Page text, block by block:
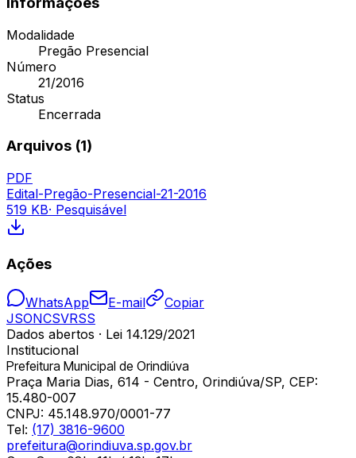
Modalidade
Pregão Presencial
Número
21/2016
Status
Encerrada
Arquivos (1)
PDF
Edital-Pregão-Presencial-21-2016
519 KB· Pesquisável
Ações
WhatsApp E-mail
Copiar
JSONCSVRSS
Dados abertos · Lei 14.129/2021
Institucional
Prefeitura Municipal de Orindiúva
Praça Maria Dias, 614 - Centro, Orindiúva/SP, CEP:
15.480-007
CNPJ: 45.148.970/0001-77
Tel: (17) 3816-9600
prefeitura@orindiuva.sp.gov.br